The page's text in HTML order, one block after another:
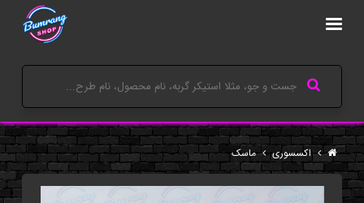
اکسسوری ماسک